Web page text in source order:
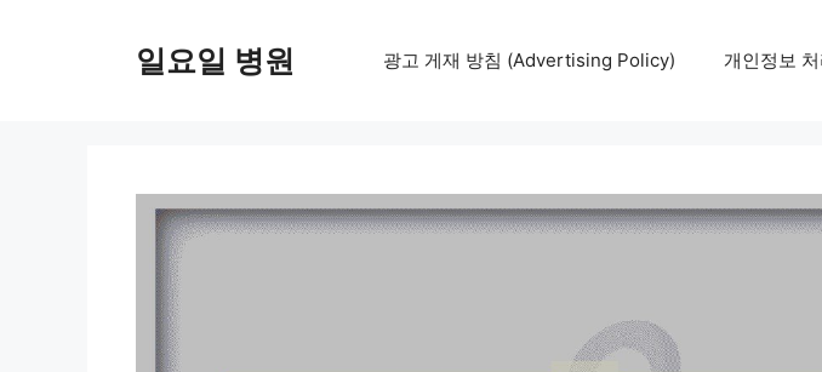
일요일 병원 광고 게재 방침 (Advertising Policy) 개인정보